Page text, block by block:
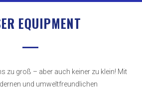
EQUIPMENT
zu groß – aber auch keiner zu klein! Mit
und umweltfreundlichen